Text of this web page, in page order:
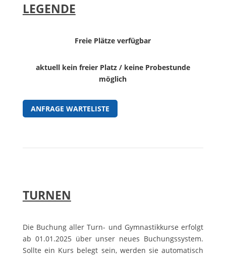
LEGENDE
Freie Plätze verfügbar
aktuell kein freier Platz / keine Probestunde
möglich
ANFRAGE WARTELISTE
TURNEN
Die Buchung aller Turn- und Gymnastikkurse erfolgt
ab 01.01.2025 über unser neues Buchungssystem.
Sollte ein Kurs belegt sein, werden sie automatisch